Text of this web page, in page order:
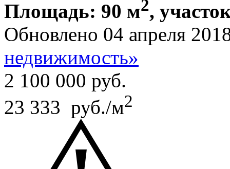
Площадь: 90 м2,
Обновлено 04 апреля
недвижимость»
2 100 000 руб.
23 333 руб./м2